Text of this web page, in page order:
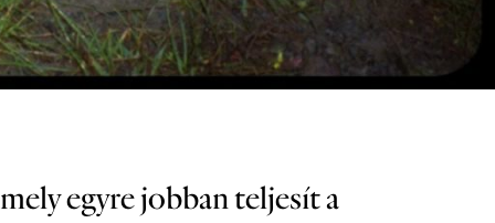
egyre jobban teljesít a